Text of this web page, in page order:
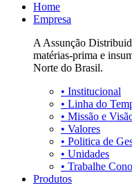
Home
Empresa
A Assunção
matérias-prima e
Norte do Brasil.
• Institucional
• Linha do
• Missão e
• Valores
• Politica de
• Unidades
• Trabalhe
Produtos